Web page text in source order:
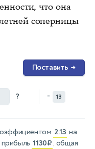
что она
соперницы
Поставить →
? = 13
2.13 на
прибыль 1130₽ , общая